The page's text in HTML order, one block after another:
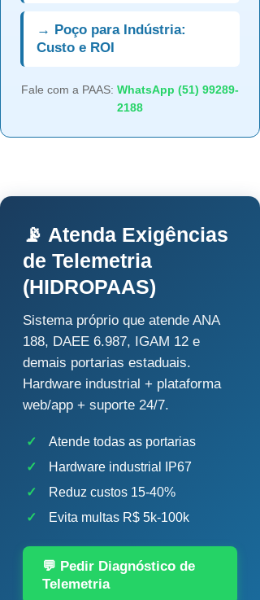
→ Poço para Indústria:
Custo e ROI
Fale com a PAAS: WhatsApp (51) 99289-
2188
📡 Atenda Exigências
de Telemetria
(HIDROPAAS)
Sistema próprio que atende ANA
188, DAEE 6.987, IGAM 12 e
demais portarias estaduais.
Hardware industrial + plataforma
web/app + suporte 24/7.
✓
Atende todas as portarias
✓
Hardware industrial IP67
✓
Reduz custos 15-40%
✓
Evita multas R$ 5k-100k
💬 Pedir Diagnóstico de
Telemetria